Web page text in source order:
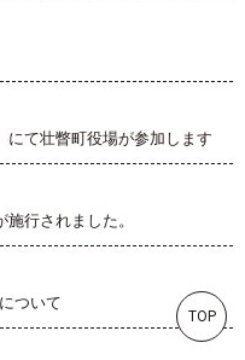
にて壮瞥町役場が参加します
行されました。
ついて
TOP